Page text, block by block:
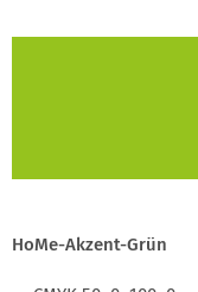
HoMe-Akzent-Grün